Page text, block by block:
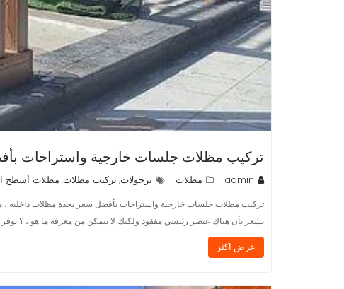
تركيب مظلات جلسات خارجية واستراحات
admin مظلات برجولات,تركيب مظلات, مظلات أسطح
تركيب مظلات جلسات خارجية واستراحات بأفضل سعر بجدة مظلات داخليه ،
تشعر بأن هناك عنصر رئيسي مفقود ولكنك لا تتمكن من معرفه ما هو ، ؟
عرض اكثر